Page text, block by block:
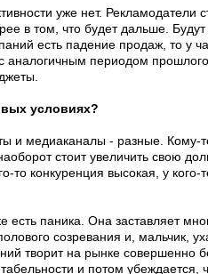
уже нет.
в том, что будет дальше.
есть падение продаж, то у
периодом
условиях?
и медиаканалы - разные. Кому-
стоит увеличить свою
то конкуренция высокая, у кого-
есть паника. Она заставляет
созревания и, мальчик,
творит на рынке совершенно
и потом убеждается,